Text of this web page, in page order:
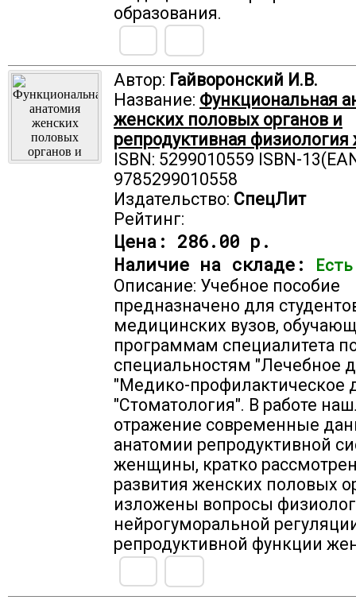
образования.
Автор: Гайворонский И.В.
Название: Функциональная
женских половых органов и
репродуктивная
ISBN: 5299010559 ISBN-
9785299010558
Издательство: СпецЛит
Рейтинг:
Цена: 286.00 р.
Наличие на складе:
Описание: Учебное пособие
предназначено для
медицинских вузов,
программам специалитета
специальностям "Лечебное
"Медико-профилактическое
"Стоматология". В работе
отражение современные
анатомии репродуктивной
женщины, кратко
развития женских половых
изложены вопросы
нейрогуморальной
репродуктивной функции